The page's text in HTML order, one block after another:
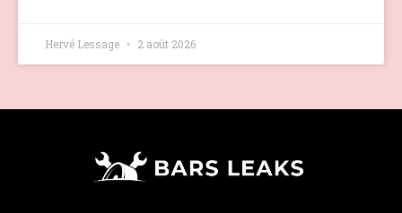
Hervé Lessage 2 août 2026